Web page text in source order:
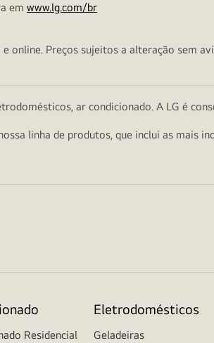
em www.lg.com/br
online. Preços sujeitos a alteração sem
ar condicionado. A LG é
linha de produtos, que inclui as mais
Residencial
Eletrodomésticos
Geladeiras